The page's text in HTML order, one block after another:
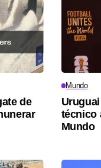
de
Mundo
técnico
Mundo